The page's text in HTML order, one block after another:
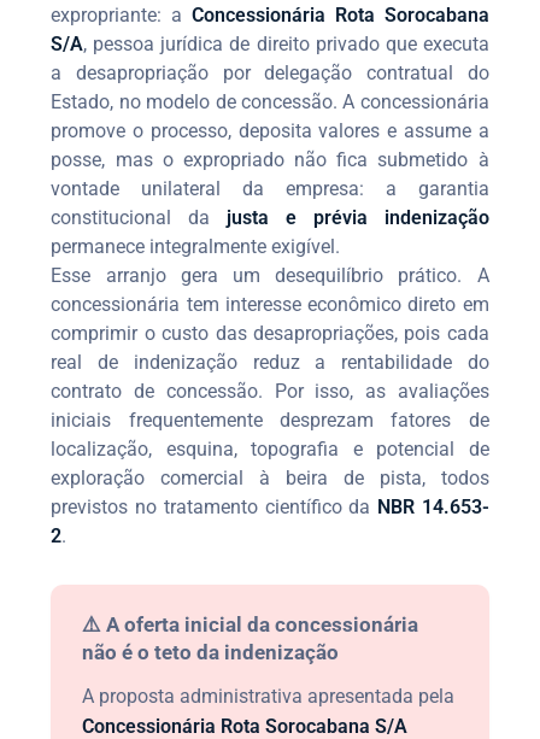
expropriante: a Concessionária Rota Sorocabana
S/A, pessoa jurídica de direito privado que executa
a desapropriação por delegação contratual do
Estado, no modelo de concessão. A concessionária
promove o processo, deposita valores e assume a
posse, mas o expropriado não fica submetido à
vontade unilateral da empresa: a garantia
constitucional da justa e prévia indenização
permanece integralmente exigível.
Esse arranjo gera um desequilíbrio prático. A
concessionária tem interesse econômico direto em
comprimir o custo das desapropriações, pois cada
real de indenização reduz a rentabilidade do
contrato de concessão. Por isso, as avaliações
iniciais frequentemente desprezam fatores de
localização, esquina, topografia e potencial de
exploração comercial à beira de pista, todos
previstos no tratamento científico da NBR 14.653-
2.
⚠️ A oferta inicial da concessionária
não é o teto da indenização
A proposta administrativa apresentada pela
Concessionária Rota Sorocabana S/A